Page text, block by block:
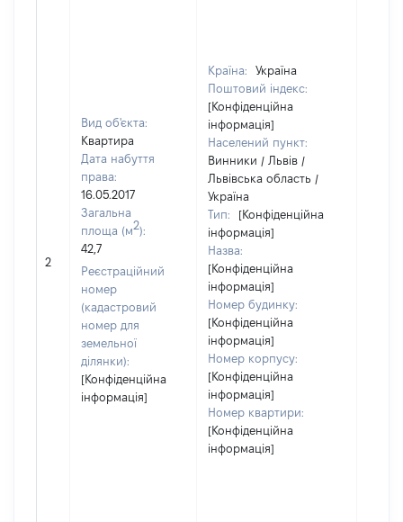
2
Вид об'єкта:
Квартира
Дата набуття
права:
16.05.2017
Загальна
площа (м2):
42,7
Реєстраційний
номер
(кадастровий
номер для
земельної
ділянки):
[Конфіденційна
інформація]
Країна:
Україна
Поштовий індекс:
[Конфіденційна
інформація]
Населений пункт:
Винники / Львів /
Львівська область /
Україна
Тип:
[Конфіденційна
інформація]
Назва:
[Конфіденційна
інформація]
Номер будинку:
[Конфіденційна
інформація]
Номер корпусу:
[Конфіденційна
інформація]
Номер квартири:
[Конфіденційна
інформація]